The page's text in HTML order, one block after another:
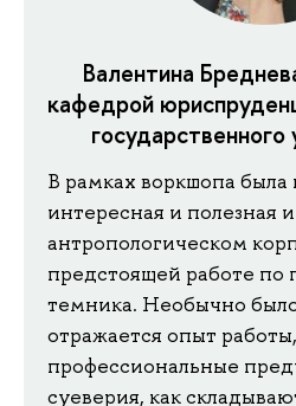
Валентина
кафедрой
государственного
В рамках воркшопа была
интересная и полезная
антропологическом
предстоящей работе по
темника. Необычно было
отражается опыт
профессиональные
суеверия, как